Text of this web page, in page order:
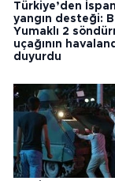
Türkiye’den
yangın desteği:
Yumaklı 2
uçağının
duyurdu